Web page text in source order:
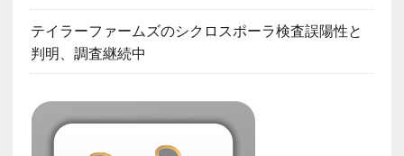
テイラーファームズのシクロスポーラ検査誤陽性と
判明、調査継続中